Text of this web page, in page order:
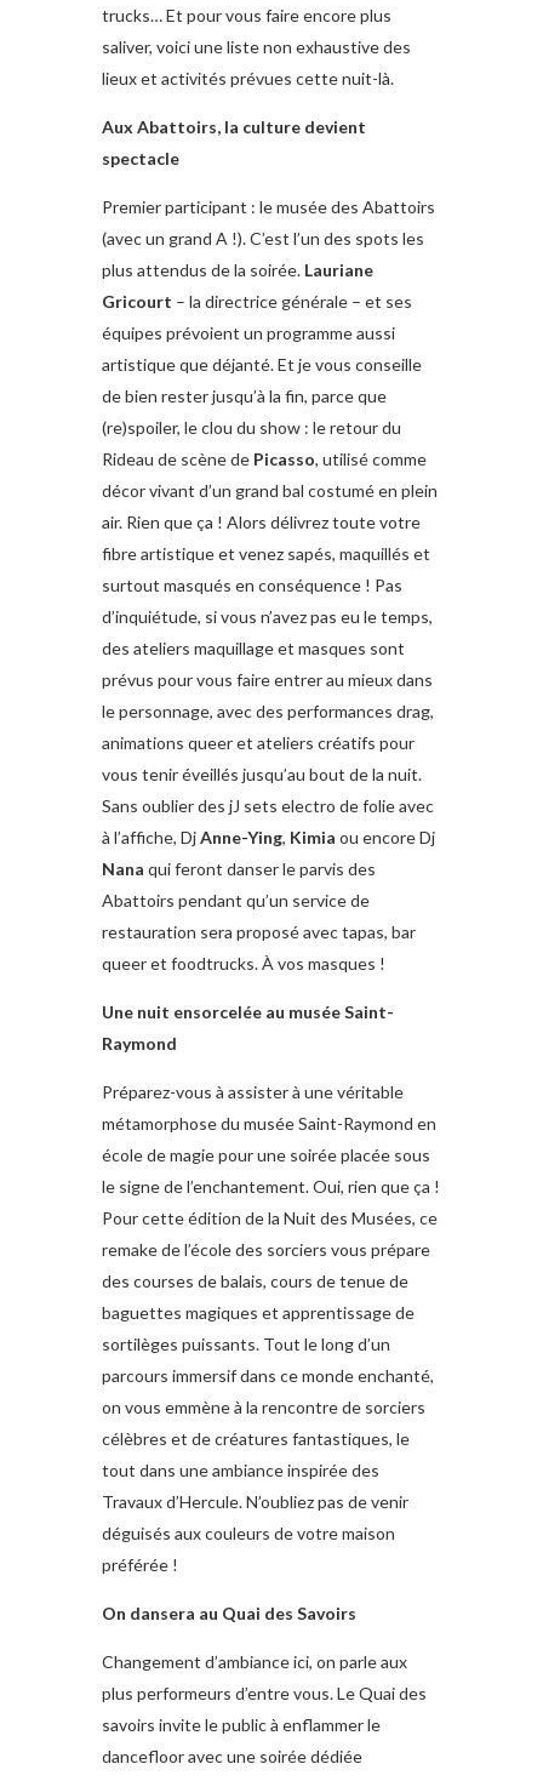
trucks… Et pour vous faire encore plus
saliver, voici une liste non exhaustive des
lieux et activités prévues cette nuit-là.
Aux Abattoirs, la culture devient
spectacle
Premier participant : le musée des Abattoirs
(avec un grand A !). C’est l’un des spots les
plus attendus de la soirée. Lauriane
Gricourt – la directrice générale – et ses
équipes prévoient un programme aussi
artistique que déjanté. Et je vous conseille
de bien rester jusqu’à la fin, parce que
(re)spoiler, le clou du show : le retour du
Rideau de scène de Picasso, utilisé comme
décor vivant d’un grand bal costumé en plein
air. Rien que ça ! Alors délivrez toute votre
fibre artistique et venez sapés, maquillés et
surtout masqués en conséquence ! Pas
d’inquiétude, si vous n’avez pas eu le temps,
des ateliers maquillage et masques sont
prévus pour vous faire entrer au mieux dans
le personnage, avec des performances drag,
animations queer et ateliers créatifs pour
vous tenir éveillés jusqu’au bout de la nuit.
Sans oublier des jJ sets electro de folie avec
à l’affiche, DjAnne-Ying, Kimia ou encore Dj
Nana qui feront danser le parvis des
Abattoirs pendant qu’un service de
restauration sera proposé avec tapas, bar
queer et foodtrucks. À vos masques !
Une nuit ensorcelée au musée Saint-
Raymond
Préparez-vous à assister à une véritable
métamorphose du musée Saint-Raymond en
école de magie pour une soirée placée sous
le signe de l’enchantement. Oui, rien que ça !
Pour cette édition de la Nuit des Musées, ce
remake de l’école des sorciers vous prépare
des courses de balais, cours de tenue de
baguettes magiques et apprentissage de
sortilèges puissants. Tout le long d’un
parcours immersif dans ce monde enchanté,
on vous emmène à la rencontre de sorciers
célèbres et de créatures fantastiques, le
tout dans une ambiance inspirée des
Travaux d’Hercule. N’oubliez pas de venir
déguisés aux couleurs de votre maison
préférée !
On dansera au Quai des Savoirs
Changement d’ambiance ici, on parle aux
plus performeurs d’entre vous. Le Quai des
savoirs invite le public à enflammer le
dancefloor avec une soirée dédiée